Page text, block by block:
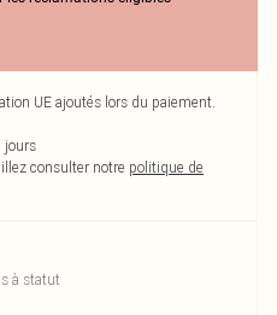
UE ajoutés lors du paiement.
jours
consulter notre politique de
à statut